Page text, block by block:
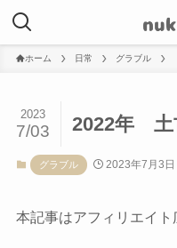
ホーム 日常 グラブル
2022年 土
2023
7/03
グラブル 2023年7月3日
本記事はアフィリエイト